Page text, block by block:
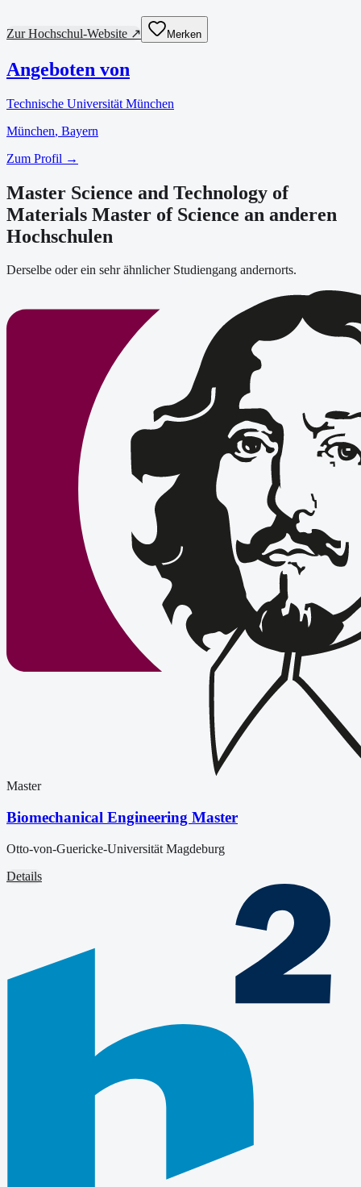
Zur Hochschul-Website ↗ Merken
Angeboten von
Technische Universität München
München, Bayern
Zum Profil →
Master Science and Technology of
Materials Master of Science an anderen
Hochschulen
Derselbe oder ein sehr ähnlicher Studiengang andernorts.
Master
Biomechanical Engineering Master
Otto-von-Guericke-Universität Magdeburg
Details